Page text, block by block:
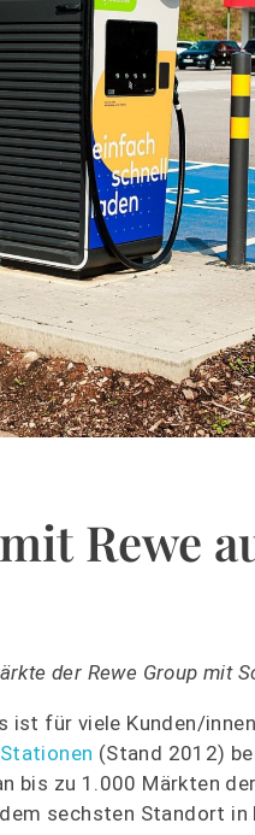
Rewe
der Rewe Group mit
ist für viele Kunden/
(Stand 2012)
bis zu 1.000 Märkten
sechsten Standort in